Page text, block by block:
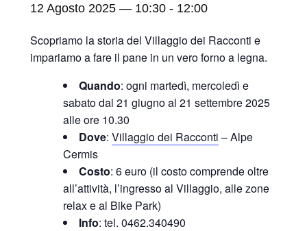
12 Agosto 2025 — 10:30 - 12:00
Scopriamo la storia del Villaggio dei Racconti e
impariamo a fare il pane in un vero forno a legna.
Quando: ogni martedì, mercoledì e
sabato dal 21 giugno al 21 settembre 2025
alle ore 10.30
Dove: Villaggio dei Racconti – Alpe
Cermis
Costo: 6 euro (il costo comprende oltre
all’attività, l’ingresso al Villaggio, alle zone
relax e al Bike Park)
Info: tel. 0462.340490